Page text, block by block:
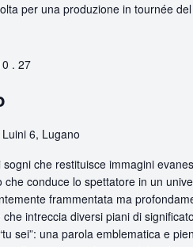
per una produzione in tournée
. 27
6, Lugano
che restituisce immagini
che conduce lo spettatore in un
frammentata ma
intreccia diversi piani di
sei”: una parola emblematica e